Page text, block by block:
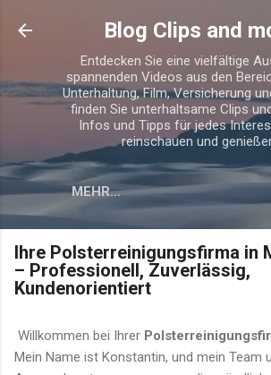
Direkt zum
Blog Clips and
Entdecken Sie eine vielfältige
spannenden Videos aus den
Unterhaltung, Film, Versicherung
finden Sie unterhaltsame Clips
Infos und Tipps für jedes
reinschauen und
MEHR…
Ihre Polsterreinigungsfirma in
– Professionell, Zuverlässig,
Kundenorientiert
Willkommen bei Ihrer
Mein Name ist Konstantin, und mein Team